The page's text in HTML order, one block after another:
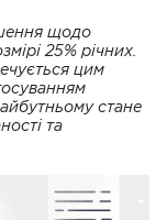
щодо
25% річних.
цим
стане
та